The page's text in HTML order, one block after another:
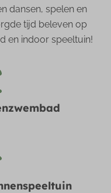
dansen, spelen en
tijd beleven op
en indoor speeltuin!